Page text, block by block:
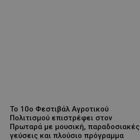
Το 10ο Φεστιβάλ Αγροτικού
Πολιτισμού επιστρέφει στον
Πρωταρά με μουσική, παραδοσιακές
γεύσεις και πλούσιο πρόγραμμα